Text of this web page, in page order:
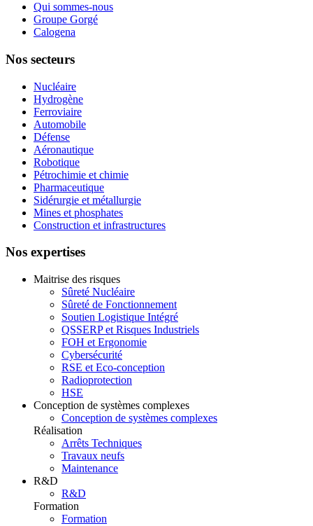
Qui sommes-nous
Groupe Gorgé
Calogena
Nos secteurs
Nucléaire
Hydrogène
Ferroviaire
Automobile
Défense
Aéronautique
Robotique
Pétrochimie et chimie
Pharmaceutique
Sidérurgie et métallurgie
Mines et phosphates
Construction et infrastructures
Nos expertises
Maitrise des risques
Sûreté Nucléaire
Sûreté de Fonctionnement
Soutien Logistique Intégré
QSSERP et Risques Industriels
FOH et Ergonomie
Cybersécurité
RSE et Eco-conception
Radioprotection
HSE
Conception de systèmes complexes
Conception de systèmes complexes
Réalisation
Arrêts Techniques
Travaux neufs
Maintenance
R&D
R&D
Formation
Formation